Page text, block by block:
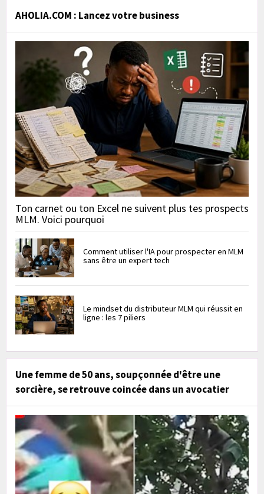
AHOLIA.COM : Lancez votre business
Ton carnet ou ton Excel ne suivent plus tes prospects
MLM. Voici pourquoi
Comment utiliser l'IA pour prospecter en MLM
sans être un expert tech
Le mindset du distributeur MLM qui réussit en
ligne : les 7 piliers
Une femme de 50 ans, soupçonnée d'être une
sorcière, se retrouve coincée dans un avocatier